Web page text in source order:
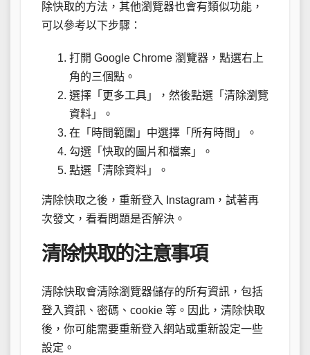
除快取的方法，其他瀏覽器也會有類似功能，
可以參考以下步驟：
打開 Google Chrome 瀏覽器，點選右上
角的三個點。
選擇「更多工具」，然後點選「清除瀏覽
資料」。
在「時間範圍」中選擇「所有時間」。
勾選「快取的圖片和檔案」。
點選「清除資料」。
清除快取之後，重新登入 Instagram，試著再
次發文，看看問題是否解決。
清除快取的注意事項
清除快取會清除瀏覽器儲存的所有資訊，包括
登入資訊、密碼、cookie 等。因此，清除快取
後，你可能需要重新登入網站或重新設定一些
設定。